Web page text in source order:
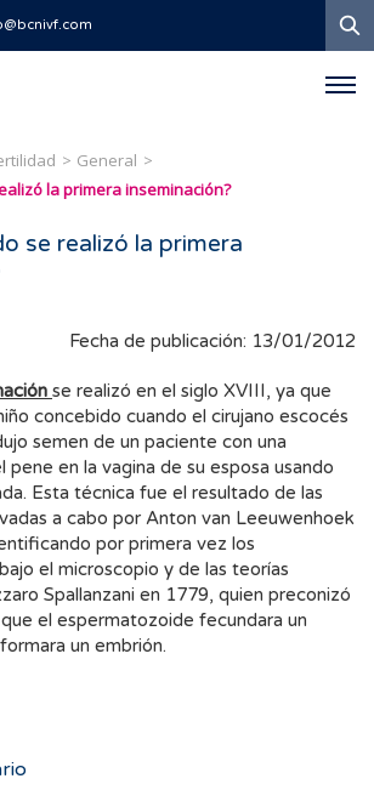
General
la primera inseminación?
se realizó la primera
Fecha de publicación: 13/01/2012
se realizó en el siglo XVIII, ya que
concebido cuando el cirujano escocés
semen de un paciente con una
pene en la vagina de su esposa usando
Esta técnica fue el resultado de las
a cabo por Anton van Leeuwenhoek
por primera vez los
el microscopio y de las teorías
Spallanzani en 1779, quien preconizó
el espermatozoide fecundara un
un embrión.